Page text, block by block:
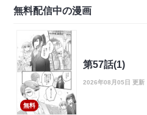
無料配信中の漫画
無料
第57話(1)
2026年08月05日 更新